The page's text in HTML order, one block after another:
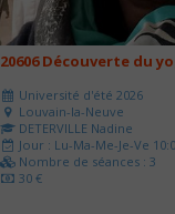
20606 Découverte du
Université d'été 2026
Louvain-la-Neuve
DETERVILLE Nadine
Jour : Lu-Ma-Me-Je-Ve
Nombre de séances : 3
30 €